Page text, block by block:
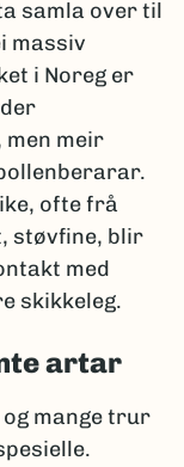
samla over til
massiv
i Noreg er
men meir
ofte frå
støvfine, blir
med
skikkeleg.
artar
mange trur